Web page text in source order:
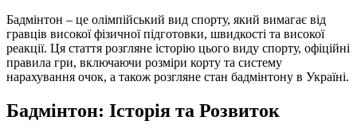
Бадмінтон – це олімпійський вид спорту, який вимагає від
гравців високої фізичної підготовки, швидкості та високої
реакції. Ця стаття розгляне історію цього виду спорту, офіційні
правила гри, включаючи розміри корту та систему
нарахування очок, а також розгляне стан бадмінтону в Україні.
Бадмінтон: Історія та Розвиток